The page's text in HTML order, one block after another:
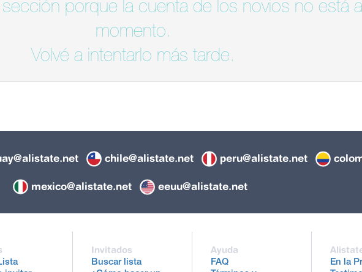
porque la cuenta de los novios no está
momento.
Volvé a intentarlo más tarde.
chile@alistate.net peru@alistate.net
mexico@alistate.net eeuu@alistate.net
Invitados
Buscar lista
Ayuda
FAQ
En la